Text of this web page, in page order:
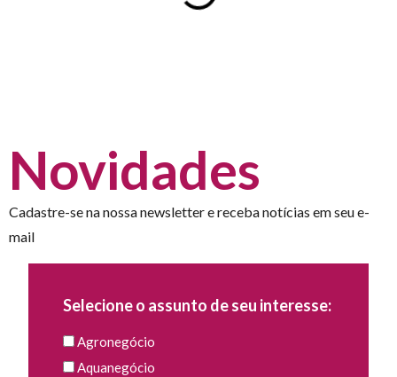
Novidades
Cadastre-se na nossa newsletter e receba notícias em seu e-
mail
Selecione o assunto de seu interesse:
Agronegócio
Aquanegócio